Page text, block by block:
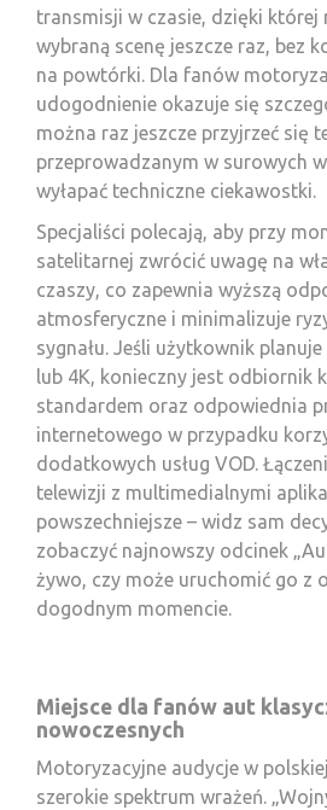
transmisji w czasie, dzięki której
wybraną scenę jeszcze raz, bez
na powtórki. Dla fanów
udogodnienie okazuje się
można raz jeszcze przyjrzeć się
przeprowadzanym w surowych
wyłapać techniczne ciekawostki.
Specjaliści polecają, aby przy
satelitarnej zwrócić uwagę na
czaszy, co zapewnia wyższą
atmosferyczne i minimalizuje
sygnału. Jeśli użytkownik
lub 4K, konieczny jest odbiornik
standardem oraz odpowiednia
internetowego w przypadku
dodatkowych usług VOD.
telewizji z multimedialnymi
powszechniejsze – widz sam
zobaczyć najnowszy odcinek
żywo, czy może uruchomić go z
dogodnym momencie.
Miejsce dla fanów aut
nowoczesnych
Motoryzacyjne audycje w
szerokie spektrum wrażeń.